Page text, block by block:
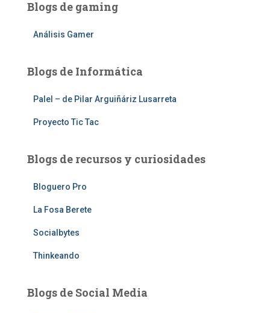
Blogs de gaming
Análisis Gamer
Blogs de Informática
Palel – de Pilar Arguiñáriz Lusarreta
Proyecto Tic Tac
Blogs de recursos y curiosidades
Bloguero Pro
La Fosa Berete
Socialbytes
Thinkeando
Blogs de Social Media